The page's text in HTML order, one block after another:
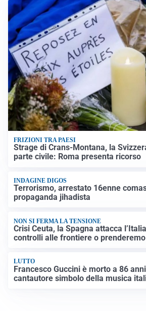
FRIZIONI TRA PAESI
Strage di Crans-Montana, la
parte civile: Roma presenta ricorso
INDAGINE DIGOS
Terrorismo, arrestato 16enne
propaganda jihadista
NON SI FERMA LA TENSIONE
Crisi Ceuta, la Spagna attacca
controlli alle frontiere o
LUTTO
Francesco Guccini è morto a 86
cantautore simbolo della musica